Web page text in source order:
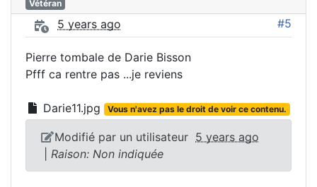
Vétéran
5 years ago #5
Pierre tombale de Darie Bisson
Pfff ca rentre pas ...je reviens
Darie11.jpg Vous n'avez pas le droit de voir ce contenu.
Modifié par un utilisateur 5 years ago
Raison: Non indiquée